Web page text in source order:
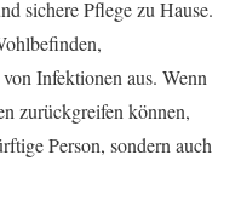
sichere Pflege zu Hause.
Infektionen aus. Wenn
zurückgreifen können,
Person, sondern auch